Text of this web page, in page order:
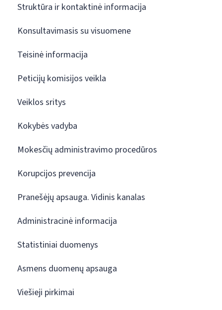
Struktūra ir kontaktinė informacija
Konsultavimasis su visuomene
Teisinė informacija
Peticijų komisijos veikla
Veiklos sritys
Kokybės vadyba
Mokesčių administravimo procedūros
Korupcijos prevencija
Pranešėjų apsauga. Vidinis kanalas
Administracinė informacija
Statistiniai duomenys
Asmens duomenų apsauga
Viešieji pirkimai